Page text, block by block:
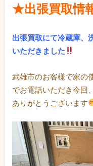
★出張買取情
出張買取にて冷蔵庫、
いただきました
武雄市のお客様で家の
でお電話いただき今回
ありがとうございます